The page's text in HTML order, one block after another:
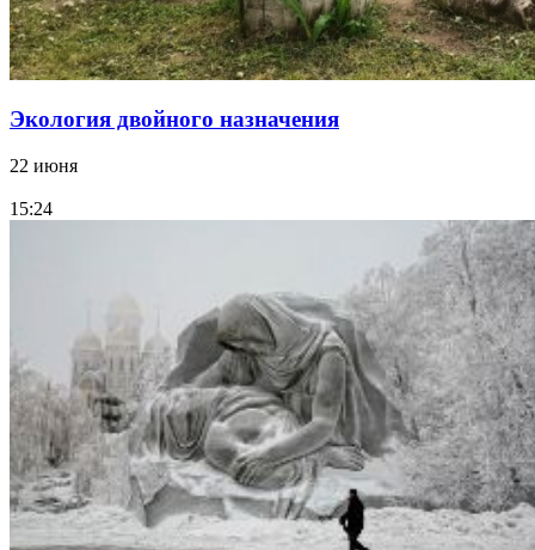
Экология двойного назначения
22 июня
15:24